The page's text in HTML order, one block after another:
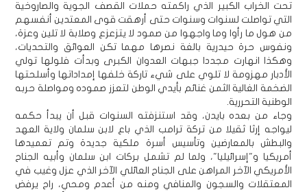
تحت الخراب الكبير الذي راكمته حملات القصف الجوية والصاروخية
التي تواصلت لسنوات وسنوات حتى أرهقت قوى المعتدين أنفسهم
من هول ما رأوا وما واجهوا من صمود لا يتزعزع وصلابة لا تلين وعزة،
ونفوس حرة حيدرية بالغة نصرها مهما تكن العوائق والتحديات،
وهكذا انهارت مجددا جبهات العدوان الكبرى وبدأت فلولها تولي
الأدبار مهزومة لا تلوي على شيء تاركة خلفها إمداداتها وأسلحتها
الضخمة الغالية الثمن غنائم بأيدي الوطن لتعزز صموده ومواصلة حربه
الوطنية التحررية.
وجاء من بعده بايدن، وقد استنزفته السنوات قبل أن يبدأ حكمه
ليواجه إرثا ثقيلا من تركة ترامب الذي باع لابن سلمان ولاية العهد
والبطش بالمعارضين وتأسيس أسرة ملكية جديدة وتم تعميدها
أمريكيا و"إسرائيليا"، ولما لم تشمل بركات ابن سلمان وأبيه الجناح
الأمريكي الآخر المراهن على الجناح العائلي الآخر الذي عزل وغيب في
المعتقلات والسجون والمنافي ومنه من أعدم ومحي، راح يرفض